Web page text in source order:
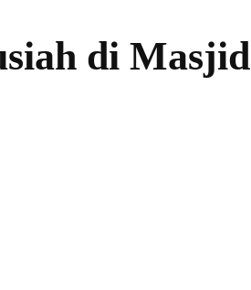
di Masjid